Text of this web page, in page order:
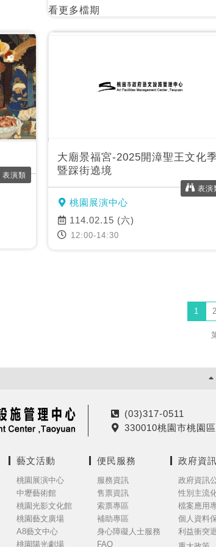
看更多檔期
表演類
大廟景福宮-2025開漳聖王文化
暨踩街遶境
桃園展演中心
表演
114.02.15 (六)
12:00-14:30
1 2
電
話
(03)317-0511
地
330010桃園市桃園
藝文活動
桃園展演中心
中壢藝術館
桃園光影文化館
桃園藝文廣場
A8藝文中心
桃園陽光劇場
便民服務
服務資訊
售票資訊
索票專區
補助專區
身心障礙人士服務
FAQ
政府資
政府資訊
性別主流
檔案應用
個人資料
利益衝突